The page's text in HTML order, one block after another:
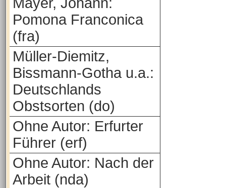
Pomona Franconica
(fra)
Müller-Diemitz,
Bissmann-Gotha u.a.:
Deutschlands
Obstsorten (do)
Ohne Autor: Erfurter
Führer (erf)
Ohne Autor: Nach der
Arbeit (nda)